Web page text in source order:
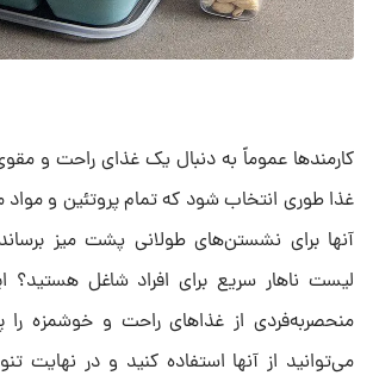
کارمندها عموماً به دنبال یک غذای راحت و
غذا طوری انتخاب شود که تمام پروتئین و مواد
آنها برای نشستن‌های طولانی پشت میز
لیست ناهار سریع برای افراد شاغل هستید؟
منحصربه‌فردی از غذاهای راحت و خوشمزه
می‌توانید از آنها استفاده کنید و در نهایت